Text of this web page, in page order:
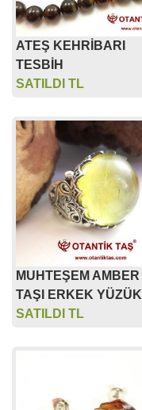
ATEŞ KEHRİBARI
TESBİH
SATILDI TL
MUHTEŞEM AMBER
TAŞI ERKEK YÜZÜK
SATILDI TL